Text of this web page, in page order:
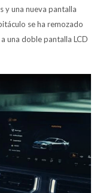
y una nueva pantalla
se ha remozado
una doble pantalla LCD